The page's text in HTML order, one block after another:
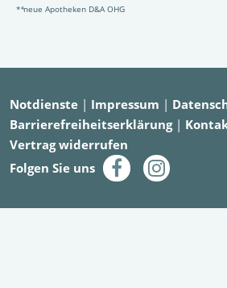
*⁴neue Apotheken D&A OHG
Notdienste | Impressum |
Barrierefreiheitserklärung|
Vertrag widerrufen
Folgen Sie uns